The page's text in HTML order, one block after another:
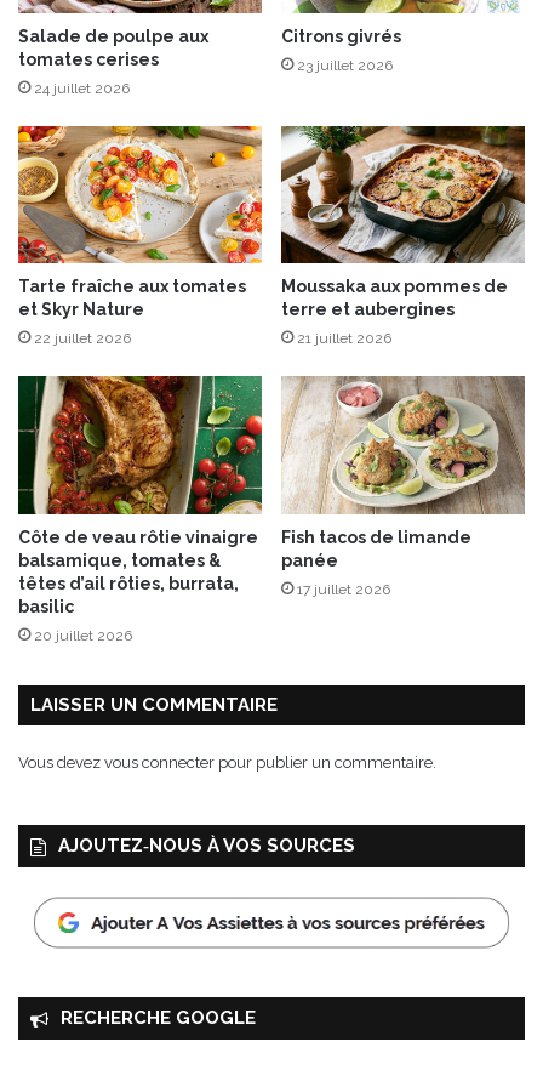
7
&
1
8
u
i
n
2
0
1
7
a
n
c
s
e
r
v
i
a
v
e
c
d
i
t
s
L
é
u
s
P
n
r
Salade de poulpe aux
tomates cerises
24 juillet 2026
Citrons givrés
23 juillet 2026
Tarte fraîche aux tomates
et Skyr Nature
22 juillet 2026
Moussaka aux pommes de
terre et aubergines
21 juillet 2026
Côte de veau rôtie vinaigre
balsamique, tomates &
têtes d’ail rôties, burrata,
basilic
20 juillet 2026
Fish tacos de limande
panée
17 juillet 2026
LAISSER UN COMMENTAIRE
Vous devez vous connecter pour publier un commentaire.
AJOUTEZ‑NOUS À VOS SOURCES
RECHERCHE GOOGLE